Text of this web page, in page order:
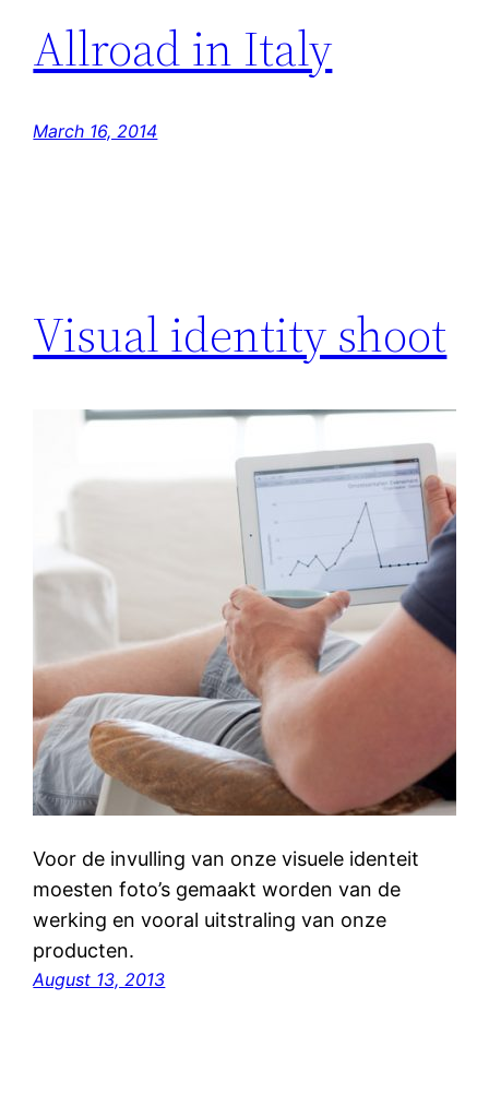
Allroad in Italy
March 16, 2014
Visual identity shoot
Voor de invulling van onze visuele identeit
moesten foto’s gemaakt worden van de
werking en vooral uitstraling van onze
producten.
August 13, 2013